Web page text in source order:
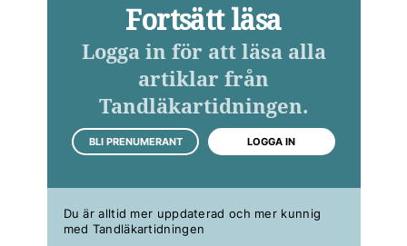
Fortsätt läsa
Logga in för att läsa alla
artiklar från
Tandläkartidningen.
BLI PRENUMERANT LOGGA IN
Du är alltid mer uppdaterad och mer kunnig
med Tandläkartidningen